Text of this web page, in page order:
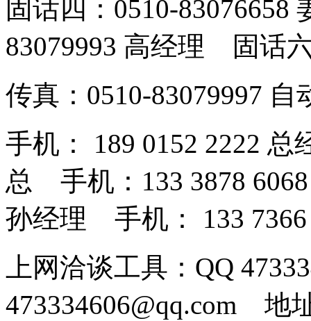
固话四：0510-
83079993 高经理 固话
传真：0510-83079997 自
手机： 189 0152 2222
总 手机：133 3878
孙经理 手机： 133 7366
上网洽谈工具：QQ
473334606@qq.com 地